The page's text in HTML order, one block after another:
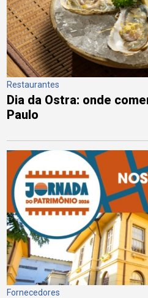
Restaurantes
Dia da Ostra: onde
Paulo
Fornecedores